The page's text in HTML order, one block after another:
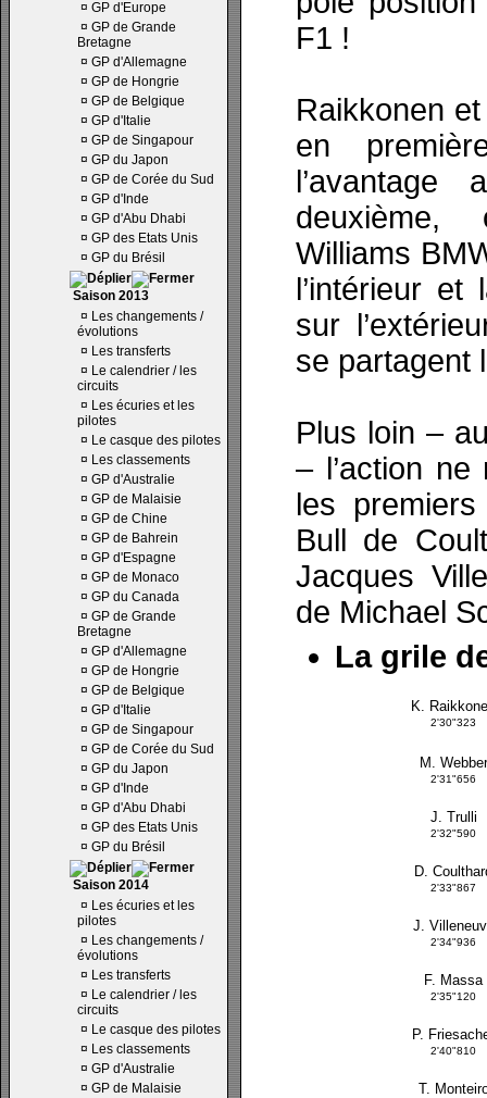
¤ GP d'Europe
¤ GP de Grande
Bretagne
¤ GP d'Allemagne
¤ GP de Hongrie
¤ GP de Belgique
¤ GP d'Italie
¤ GP de Singapour
¤ GP du Japon
¤ GP de Corée du Sud
¤ GP d'Inde
¤ GP d'Abu Dhabi
¤ GP des Etats Unis
¤ GP du Brésil
Saison 2013
¤ Les changements /
évolutions
¤ Les transferts
¤ Le calendrier / les
circuits
¤ Les écuries et les
pilotes
¤ Le casque des pilotes
¤ Les classements
¤ GP d'Australie
¤ GP de Malaisie
¤ GP de Chine
¤ GP de Bahrein
¤ GP d'Espagne
¤ GP de Monaco
¤ GP du Canada
¤ GP de Grande
Bretagne
¤ GP d'Allemagne
¤ GP de Hongrie
¤ GP de Belgique
¤ GP d'Italie
¤ GP de Singapour
¤ GP de Corée du Sud
¤ GP du Japon
¤ GP d'Inde
¤ GP d'Abu Dhabi
¤ GP des Etats Unis
¤ GP du Brésil
Saison 2014
¤ Les écuries et les
pilotes
¤ Les changements /
évolutions
¤ Les transferts
¤ Le calendrier / les
circuits
¤ Le casque des pilotes
¤ Les classements
¤ GP d'Australie
¤ GP de Malaisie
F1 !
Raikkonen
en
Williams
l’intérieur
sur
se partagent
Plus loin –
– l’action
les
Bull de
Jacques
de Michael
La grile
K.
2'30"323
M. Webber
2'31"656
J. Trulli
2'32"590
D.
2'33"867
J.
2'34"936
F. Massa
2'35"120
P.
2'40"810
T.